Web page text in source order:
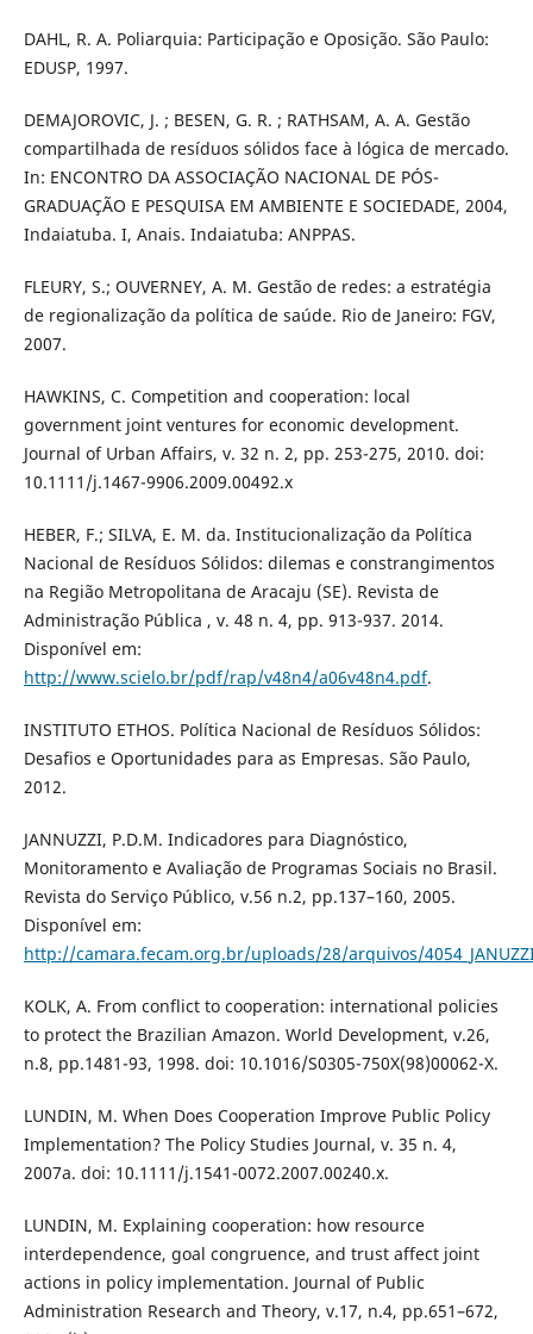
DAHL, R. A. Poliarquia: Participação e Oposição. São Paulo:
EDUSP, 1997.
DEMAJOROVIC, J. ; BESEN, G. R. ; RATHSAM, A. A. Gestão
compartilhada de resíduos sólidos face à lógica de mercado.
In: ENCONTRO DA ASSOCIAÇÃO NACIONAL DE PÓS-
GRADUAÇÃO E PESQUISA EM AMBIENTE E SOCIEDADE, 2004,
Indaiatuba. I, Anais. Indaiatuba: ANPPAS.
FLEURY, S.; OUVERNEY, A. M. Gestão de redes: a estratégia
de regionalização da política de saúde. Rio de Janeiro: FGV,
2007.
HAWKINS, C. Competition and cooperation: local
government joint ventures for economic development.
Journal of Urban Affairs, v. 32 n. 2, pp. 253-275, 2010. doi:
10.1111/j.1467-9906.2009.00492.x
HEBER, F.; SILVA, E. M. da. Institucionalização da Política
Nacional de Resíduos Sólidos: dilemas e constrangimentos
na Região Metropolitana de Aracaju (SE). Revista de
Administração Pública , v. 48 n. 4, pp. 913-937. 2014.
Disponível em:
http://www.scielo.br/pdf/rap/v48n4/a06v48n4.pdf.
INSTITUTO ETHOS. Política Nacional de Resíduos Sólidos:
Desafios e Oportunidades para as Empresas. São Paulo,
2012.
JANNUZZI, P.D.M. Indicadores para Diagnóstico,
Monitoramento e Avaliação de Programas Sociais no Brasil.
Revista do Serviço Público, v.56 n.2, pp.137–160, 2005.
Disponível em:
http://camara.fecam.org.br/uploads/28/arquivos/
KOLK, A. From conflict to cooperation: international policies
to protect the Brazilian Amazon. World Development, v.26,
n.8, pp.1481-93, 1998. doi: 10.1016/S0305-750X(98)00062-X.
LUNDIN, M. When Does Cooperation Improve Public Policy
Implementation? The Policy Studies Journal, v. 35 n. 4,
2007a. doi: 10.1111/j.1541-0072.2007.00240.x.
LUNDIN, M. Explaining cooperation: how resource
interdependence, goal congruence, and trust affect joint
actions in policy implementation. Journal of Public
Administration Research and Theory, v.17, n.4, pp.651–672,